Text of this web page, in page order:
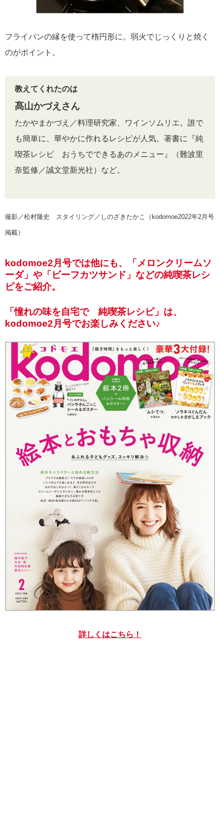
フライパンの縁を使って楕円形に。弱火でじっくりと焼く
のがポイント。
教えてくれたのは
髙山かづえさん
たかやまかづえ／料理研究家、ワインソムリエ。誰で
も簡単に、華やかに作れるレシピが人気。著書に『純
喫茶レシピ おうちでできるあのメニュー』（難波里
奈監修／誠文堂新光社）など。
撮影／松村隆史 スタイリング／しのざきたかこ（kodomoe2022年2月号
掲載）
kodomoe2月号では他にも、「メロンクリームソ
ーダ」や「ビーフカツサンド」などの純喫茶レシ
ピをご紹介。
「憧れの味を自宅で 純喫茶レシピ」は、
kodomoe2月号でお楽しみください♪
詳しくはこちら！